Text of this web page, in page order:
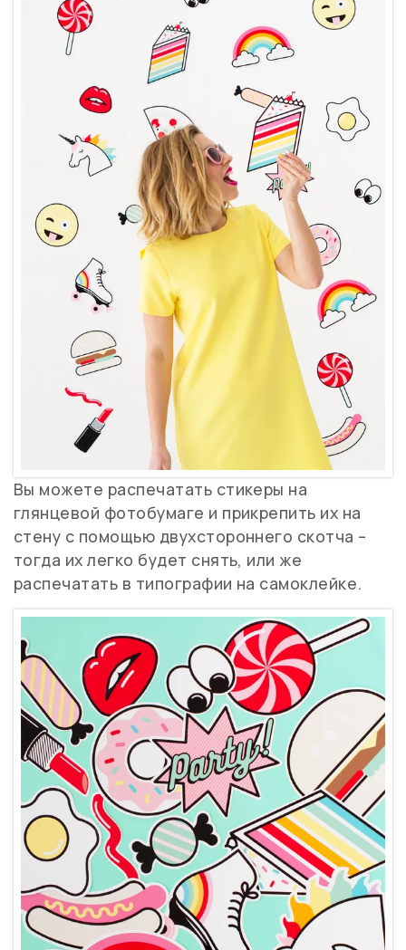
Вы можете распечатать стикеры на
глянцевой фотобумаге и прикрепить их на
стену с помощью двухстороннего скотча –
тогда их легко будет снять, или же
распечатать в типографии на самоклейке.